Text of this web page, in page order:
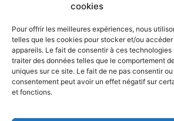
cookies
Pour offrir les meilleures expériences, nous
telles que les cookies pour stocker et/ou
appareils. Le fait de consentir à ces technologies
traiter des données telles que le comportement
uniques sur ce site. Le fait de ne pas consentir
consentement peut avoir un effet négatif sur
et fonctions.
Accueil Economie Entreprises
Maghreb